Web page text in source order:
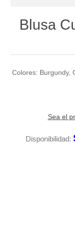
Blusa
Colores: Burgundy,
Sea el
Disponibilidad: